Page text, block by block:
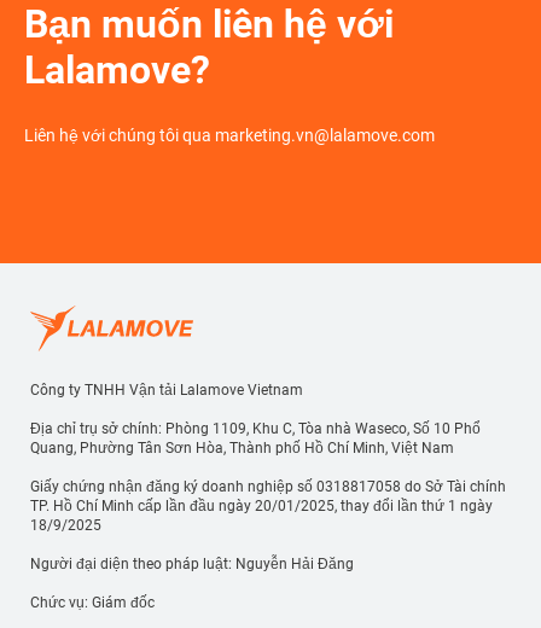
Bạn muốn liên hệ với
Lalamove?
Liên hệ với chúng tôi qua marketing.vn@lalamove.com
Công ty TNHH Vận tải Lalamove Vietnam
Địa chỉ trụ sở chính: Phòng 1109, Khu C, Tòa nhà Waseco, Số 10 Phổ
Quang, Phường Tân Sơn Hòa, Thành phố Hồ Chí Minh, Việt Nam
Giấy chứng nhận đăng ký doanh nghiệp số 0318817058 do Sở Tài chính
TP. Hồ Chí Minh cấp lần đầu ngày 20/01/2025, thay đổi lần thứ 1 ngày
18/9/2025
Người đại diện theo pháp luật: Nguyễn Hải Đăng
Chức vụ: Giám đốc